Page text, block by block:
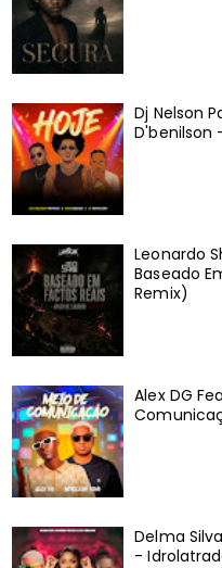
Dj Nelson
D'benilson
Leonardo
Baseado
Remix)
Alex DG
Delma
-